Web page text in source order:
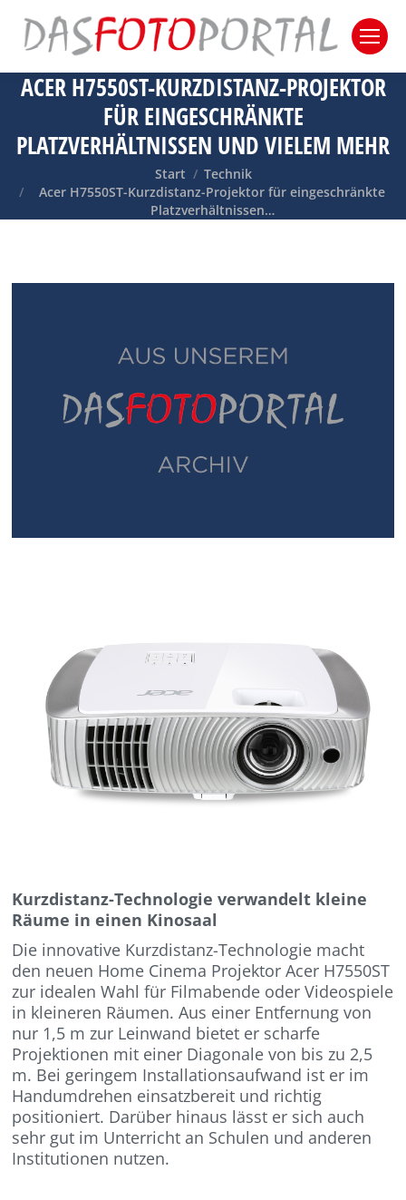
ACER H7550ST-KURZDISTANZ-PROJEKTOR
FÜR EINGESCHRÄNKTE
PLATZVERHÄLTNISSEN UND VIELEM MEHR
Sie befinden sich hier:
Start
Technik
Acer H7550ST-Kurzdistanz-Projektor für eingeschränkte
Platzverhältnissen…
Kurzdistanz-Technologie verwandelt kleine
Räume in einen Kinosaal
Die innovative Kurzdistanz-Technologie macht
den neuen Home Cinema Projektor Acer H7550ST
zur idealen Wahl für Filmabende oder Videospiele
in kleineren Räumen. Aus einer Entfernung von
nur 1,5 m zur Leinwand bietet er scharfe
Projektionen mit einer Diagonale von bis zu 2,5
m. Bei geringem Installationsaufwand ist er im
Handumdrehen einsatzbereit und richtig
positioniert. Darüber hinaus lässt er sich auch
sehr gut im Unterricht an Schulen und anderen
Institutionen nutzen.